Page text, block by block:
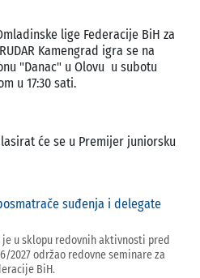
lige Federacije BiH za
Kamengrad igra se na
"Danac" u Olovu u subotu
u 17:30 sati.
će se u Premijer juniorsku
suđenja i delegate
u sklopu redovnih aktivnosti pred
2027 održao redovne seminare za
BiH.